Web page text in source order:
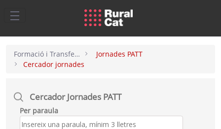
Salta al contingut principal
Formació i Transferència
Jornades PATT
Cercador jornades
Cercador Jornades PATT
Per paraula